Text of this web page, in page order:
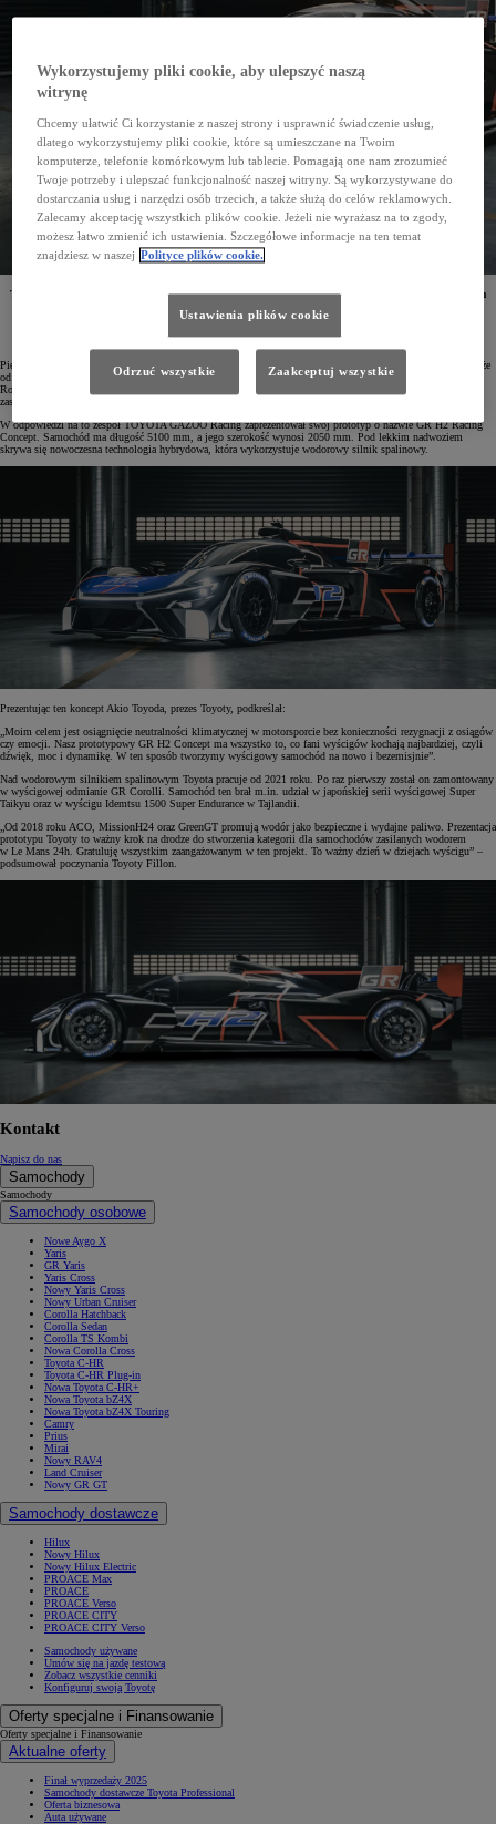
TOYOTA GAZOO Racing pokazała prototyp hybrydowego samochodu wyścigowego z wodorowym
długodystansowych, w tym w legendarnym Le Mans 24h.
Pierre Fillon, prezes Automobile Club de l'Ouest (ACO) i organizator wyścigu Le Mans 24h, zadeklarował, że
od 2030 roku samochody najwyższej kategorii w tym legendarnym wyścigu będę korzystać z wodoru.
Rozważane jest wprowadzenie technologii ogniw paliwowych albo wykorzystania silnika spalinowego
zasilanego wodorem w formie ciekłej lub gazowej.
W odpowiedzi na to zespół TOYOTA GAZOO Racing zaprezentował swój prototyp o nazwie GR H2 Racing
Concept. Samochód ma długość 5100 mm, a jego szerokość wynosi 2050 mm. Pod lekkim nadwoziem
skrywa się nowoczesna technologia hybrydowa, która wykorzystuje wodorowy silnik spalinowy.
Prezentując ten koncept Akio Toyoda, prezes Toyoty, podkreślał:
„Moim celem jest osiągnięcie neutralności klimatycznej w motorsporcie bez konieczności rezygnacji z osiągów
czy emocji. Nasz prototypowy GR H2 Concept ma wszystko to, co fani wyścigów kochają najbardziej, czyli
dźwięk, moc i dynamikę. W ten sposób tworzymy wyścigowy samochód na nowo i bezemisjnie”.
Nad wodorowym silnikiem spalinowym Toyota pracuje od 2021 roku. Po raz pierwszy został on zamontowany
w wyścigowej odmianie GR Corolli. Samochód ten brał m.in. udział w japońskiej serii wyścigowej Super
Taikyu oraz w wyścigu Idemtsu 1500 Super Endurance w Tajlandii.
„Od 2018 roku ACO, MissionH24 oraz GreenGT promują wodór jako bezpieczne i wydajne paliwo. Prezentacja
prototypu Toyoty to ważny krok na drodze do stworzenia kategorii dla samochodów zasilanych wodorem
w Le Mans 24h. Gratuluję wszystkim zaangażowanym w ten projekt. To ważny dzień w dziejach wyścigu” –
podsumował poczynania Toyoty Fillon.
Kontakt
Napisz do nas
Samochody
Samochody
Samochody osobowe
Nowe Aygo X
Yaris
GR Yaris
Yaris Cross
Nowy Yaris Cross
Nowy Urban Cruiser
Corolla Hatchback
Corolla Sedan
Corolla TS Kombi
Nowa Corolla Cross
Toyota C-HR
Toyota C-HR Plug-in
Nowa Toyota C-HR+
Nowa Toyota bZ4X
Nowa Toyota bZ4X Touring
Camry
Prius
Mirai
Nowy RAV4
Land Cruiser
Nowy GR GT
Samochody dostawcze
Hilux
Nowy Hilux
Nowy Hilux Electric
PROACE Max
PROACE
PROACE Verso
PROACE CITY
PROACE CITY Verso
Samochody używane
Umów się na jazdę testową
Zobacz wszystkie cenniki
Konfiguruj swoją Toyotę
Oferty specjalne i Finansowanie
Oferty specjalne i Finansowanie
Aktualne oferty
Finał wyprzedaży 2025
Samochody dostawcze Toyota Professional
Oferta biznesowa
Auta używane
Wykorzystujemy pliki cookie, aby ulepszyć naszą
witrynę
Chcemy ułatwić Ci korzystanie z naszej strony i usprawnić świadczenie usług,
dlatego wykorzystujemy pliki cookie, które są umieszczane na Twoim
komputerze, telefonie komórkowym lub tablecie. Pomagają one nam zrozumieć
Twoje potrzeby i ulepszać funkcjonalność naszej witryny. Są wykorzystywane do
dostarczania usług i narzędzi osób trzecich, a także służą do celów reklamowych.
Zalecamy akceptację wszystkich plików cookie. Jeżeli nie wyrażasz na to zgody,
możesz łatwo zmienić ich ustawienia. Szczegółowe informacje na ten temat
znajdziesz w naszej Polityce plików cookie.
Ustawienia plików cookie
Odrzuć wszystkie Zaakceptuj wszystkie